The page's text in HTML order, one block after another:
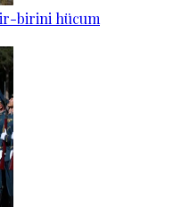
birini hücum